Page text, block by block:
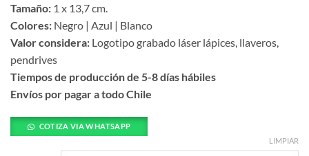
Tamaño: 1 x 13,7 cm.
Colores: Negro | Azul | Blanco
Valor considera: Logotipo grabado láser lápices, llaveros,
pendrives
Tiempos de producción de 5-8 días hábiles
Envíos por pagar a todo Chile
COTIZA VIA WHATSAPP
LIMPIAR